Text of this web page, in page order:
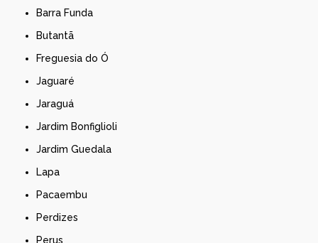
Barra Funda
Butantã
Freguesia do Ó
Jaguaré
Jaraguá
Jardim Bonfiglioli
Jardim Guedala
Lapa
Pacaembu
Perdizes
Perus